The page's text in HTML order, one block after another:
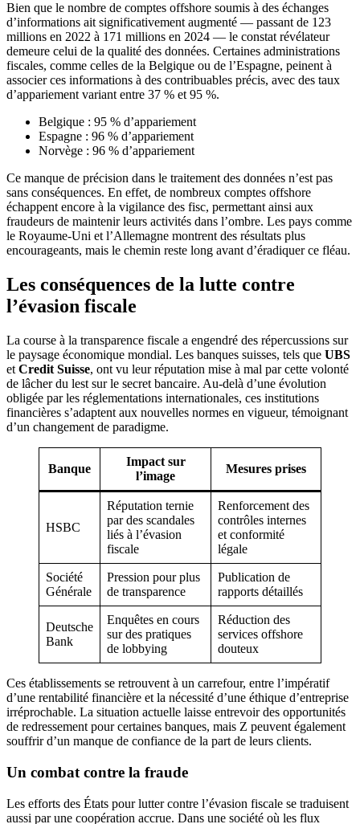
Bien que le nombre de comptes offshore soumis à des échanges
d’informations ait significativement augmenté — passant de 123
millions en 2022 à 171 millions en 2024 — le constat révélateur
demeure celui de la qualité des données. Certaines administrations
fiscales, comme celles de la Belgique ou de l’Espagne, peinent à
associer ces informations à des contribuables précis, avec des taux
d’appariement variant entre 37 % et 95 %.
Belgique : 95 % d’appariement
Espagne : 96 % d’appariement
Norvège : 96 % d’appariement
Ce manque de précision dans le traitement des données n’est pas
sans conséquences. En effet, de nombreux comptes offshore
échappent encore à la vigilance des fisc, permettant ainsi aux
fraudeurs de maintenir leurs activités dans l’ombre. Les pays comme
le Royaume-Uni et l’Allemagne montrent des résultats plus
encourageants, mais le chemin reste long avant d’éradiquer ce fléau.
Les conséquences de la lutte contre
l’évasion fiscale
La course à la transparence fiscale a engendré des répercussions sur
le paysage économique mondial. Les banques suisses, tels que UBS
et Credit Suisse, ont vu leur réputation mise à mal par cette volonté
de lâcher du lest sur le secret bancaire. Au-delà d’une évolution
obligée par les réglementations internationales, ces institutions
financières s’adaptent aux nouvelles normes en vigueur, témoignant
d’un changement de paradigme.
Banque
Impact sur
l’image
Mesures prises
HSBC
Réputation ternie
par des scandales
liés à l’évasion
fiscale
Renforcement des
contrôles internes
et conformité
légale
Société
Générale
Pression pour plus
de transparence
Publication de
rapports détaillés
Deutsche
Bank
Enquêtes en cours
sur des pratiques
de lobbying
Réduction des
services offshore
douteux
Ces établissements se retrouvent à un carrefour, entre l’impératif
d’une rentabilité financière et la nécessité d’une éthique d’entreprise
irréprochable. La situation actuelle laisse entrevoir des opportunités
de redressement pour certaines banques, mais Z peuvent également
souffrir d’un manque de confiance de la part de leurs clients.
Un combat contre la fraude
Les efforts des États pour lutter contre l’évasion fiscale se traduisent
aussi par une coopération accrue. Dans une société où les flux